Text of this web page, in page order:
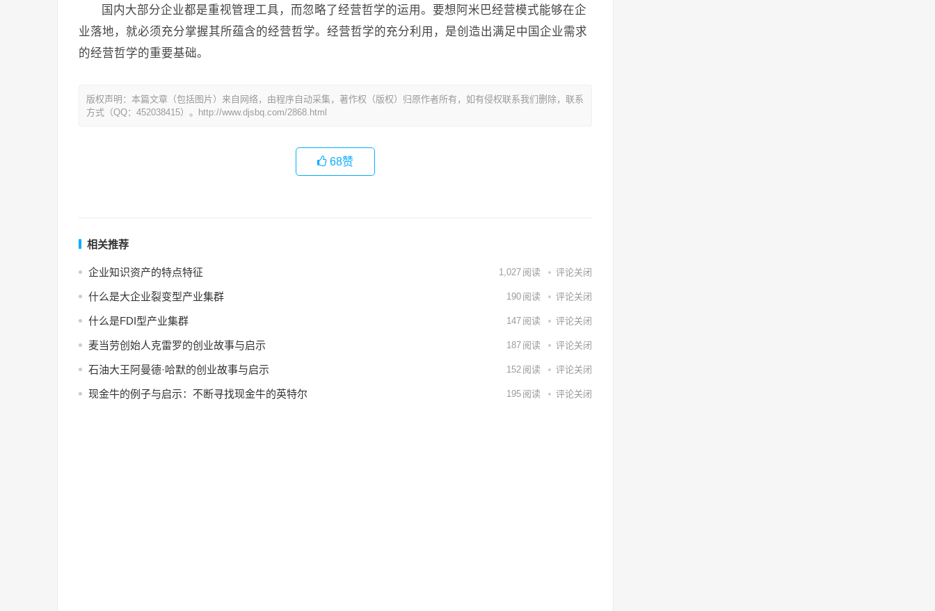
国内大部分企业都是重视管理工具，而忽略了经营哲学的运用。要想阿米巴经营模式能够在企
业落地，就必须充分掌握其所蕴含的经营哲学。经营哲学的充分利用，是创造出满足中国企业需求
的经营哲学的重要基础。
版权声明：本篇文章（包括图片）来自网络，由程序自动采集，著作权（版权）归原作者所有，如有侵权联系我们删除，联系
方式（QQ：452038415）。http://www.djsbq.com/2868.html
68赞
相关推荐
企业知识资产的特点特征 1,027 阅读 评论关闭
什么是大企业裂变型产业集群 190 阅读 评论关闭
什么是FDI型产业集群 147 阅读 评论关闭
麦当劳创始人克雷罗的创业故事与启示 187 阅读 评论关闭
石油大王阿曼德·哈默的创业故事与启示 152 阅读 评论关闭
现金牛的例子与启示：不断寻找现金牛的英特尔 195 阅读 评论关闭